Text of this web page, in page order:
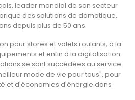
leader mondial de son secteur
des solutions de domotique,
depuis plus de 50 ans.
pour stores et volets roulants, à la
et enfin à la digitalisation
se sont succédées au service
mode de vie pour tous", pour
et d'économies d'énergie dans